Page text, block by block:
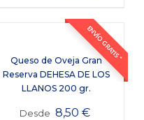
ENVÍO GRATIS *
Queso de Oveja Gran
Reserva DEHESA DE LOS
LLANOS 200 gr.
Desde 8,50€